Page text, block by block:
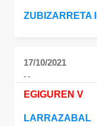
ZUBIZARRETA III
17/10/2021
- -
EGIGUREN V
LARRAZABAL